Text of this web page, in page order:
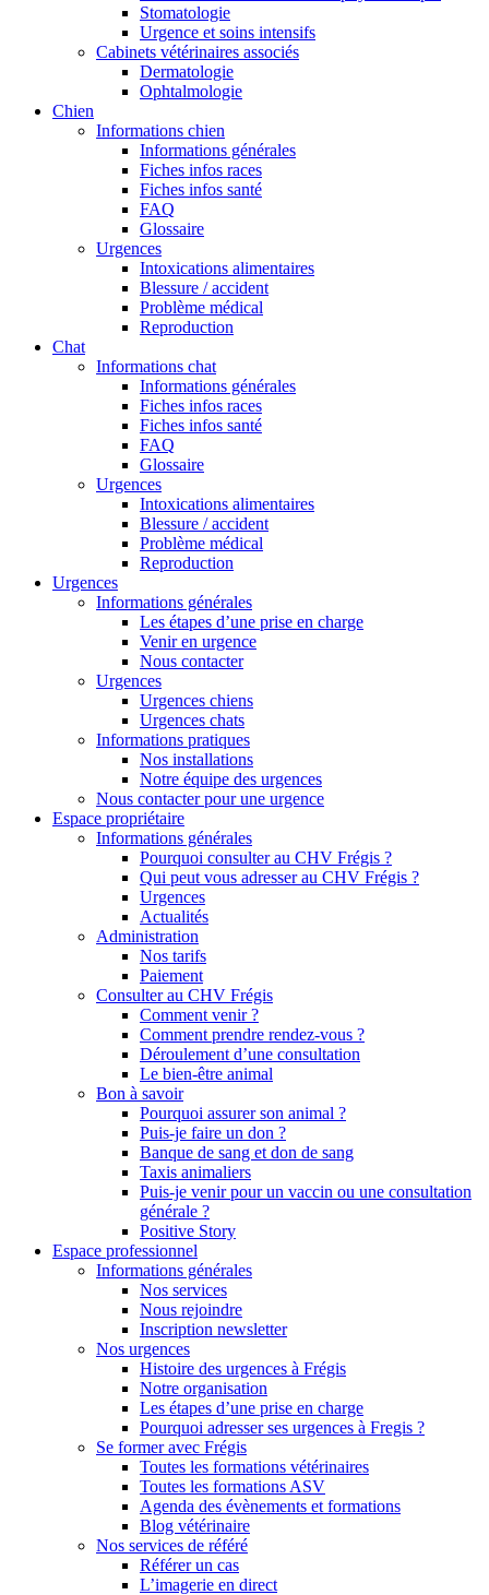
Stomatologie
Urgence et soins intensifs
Cabinets vétérinaires associés
Dermatologie
Ophtalmologie
Chien
Informations chien
Informations générales
Fiches infos races
Fiches infos santé
FAQ
Glossaire
Urgences
Intoxications alimentaires
Blessure / accident
Problème médical
Reproduction
Chat
Informations chat
Informations générales
Fiches infos races
Fiches infos santé
FAQ
Glossaire
Urgences
Intoxications alimentaires
Blessure / accident
Problème médical
Reproduction
Urgences
Informations générales
Les étapes d’une prise en charge
Venir en urgence
Nous contacter
Urgences
Urgences chiens
Urgences chats
Informations pratiques
Nos installations
Notre équipe des urgences
Nous contacter pour une urgence
Espace propriétaire
Informations générales
Pourquoi consulter au CHV Frégis ?
Qui peut vous adresser au CHV Frégis ?
Urgences
Actualités
Administration
Nos tarifs
Paiement
Consulter au CHV Frégis
Comment venir ?
Comment prendre rendez-vous ?
Déroulement d’une consultation
Le bien-être animal
Bon à savoir
Pourquoi assurer son animal ?
Puis-je faire un don ?
Banque de sang et don de sang
Taxis animaliers
Puis-je venir pour un vaccin ou une consultation
générale ?
Positive Story
Espace professionnel
Informations générales
Nos services
Nous rejoindre
Inscription newsletter
Nos urgences
Histoire des urgences à Frégis
Notre organisation
Les étapes d’une prise en charge
Pourquoi adresser ses urgences à Fregis ?
Se former avec Frégis
Toutes les formations vétérinaires
Toutes les formations ASV
Agenda des évènements et formations
Blog vétérinaire
Nos services de référé
Référer un cas
L’imagerie en direct